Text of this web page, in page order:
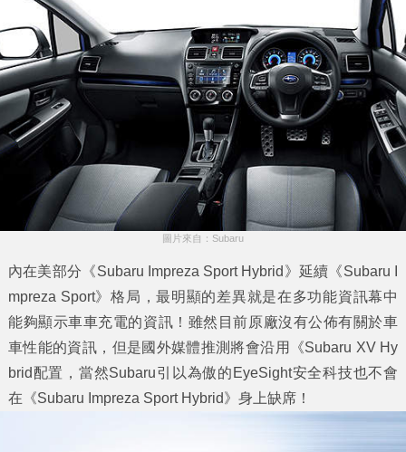
圖片來自：Subaru
內在美部分《Subaru Impreza Sport Hybrid》延續《Subaru I
mpreza Sport》格局，最明顯的差異就是在多功能資訊幕中
能夠顯示車車充電的資訊！雖然目前原廠沒有公佈有關於車
車性能的資訊，但是國外媒體推測將會沿用《Subaru XV Hy
brid配置，當然Subaru引以為傲的EyeSight安全科技也不會
在《Subaru Impreza Sport Hybrid》身上缺席！